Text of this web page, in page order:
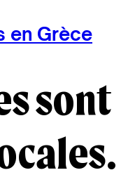
en Grèce
sont